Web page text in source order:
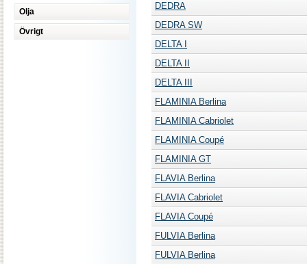
Olja
Övrigt
DEDRA
DEDRA SW
DELTA I
DELTA II
DELTA III
FLAMINIA Berlina
FLAMINIA Cabriolet
FLAMINIA Coupé
FLAMINIA GT
FLAVIA Berlina
FLAVIA Cabriolet
FLAVIA Coupé
FULVIA Berlina
FULVIA Berlina